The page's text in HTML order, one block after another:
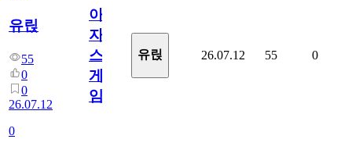
유릱
55
0
0
26.07.12
0
아
자
스
게
임?
유릱 26.07.12 55 0